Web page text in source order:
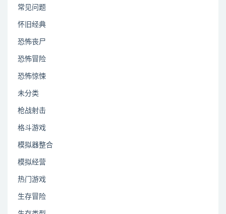
常见问题
怀旧经典
恐怖丧尸
恐怖冒险
恐怖惊悚
未分类
枪战射击
格斗游戏
模拟器整合
模拟经营
热门游戏
生存冒险